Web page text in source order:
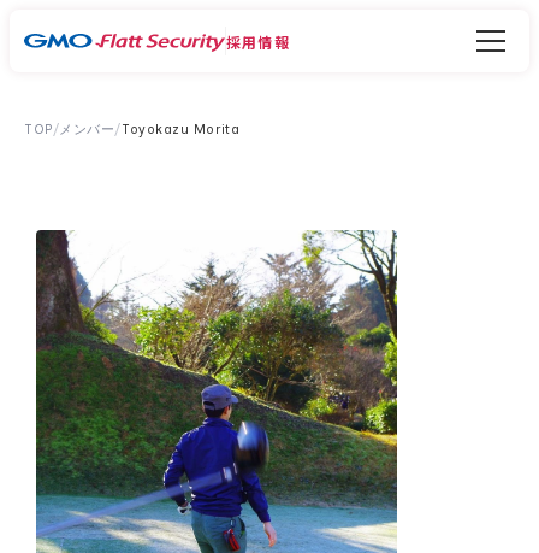
採用情報
TOP/メンバー/Toyokazu Morita